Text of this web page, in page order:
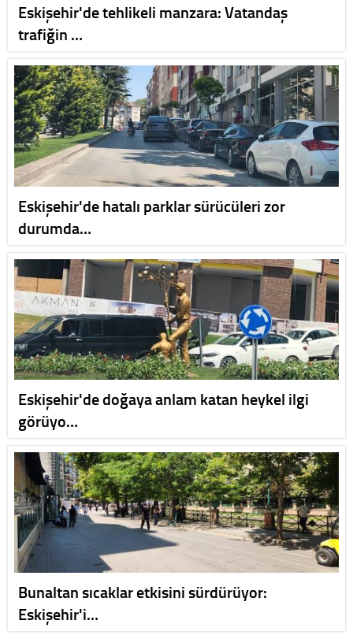
Eskişehir'de tehlikeli manzara: Vatandaş
trafiğin …
Eskişehir'de hatalı parklar sürücüleri zor
durumda…
Eskişehir'de doğaya anlam katan heykel ilgi
görüyo…
Bunaltan sıcaklar etkisini sürdürüyor:
Eskişehir'i…